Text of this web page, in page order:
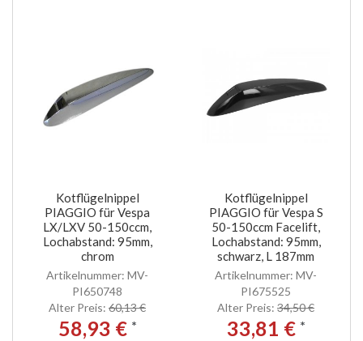
Kotflügelnippel
PIAGGIO für Vespa
LX/LXV 50-150ccm,
Lochabstand: 95mm,
chrom
Artikelnummer: MV-
PI650748
Alter Preis: 60,13 €
58,93 € *
Kotflügelnippel
PIAGGIO für Vespa S
50-150ccm Facelift,
Lochabstand: 95mm,
schwarz, L 187mm
Artikelnummer: MV-
PI675525
Alter Preis: 34,50 €
33,81 € *